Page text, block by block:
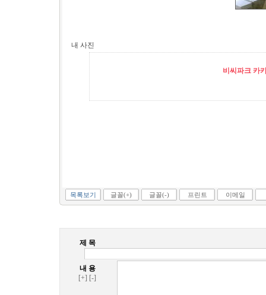
내 사진
비씨파크 카
목록보기 글꼴(+) 글꼴(-) 프린트 이메일
제 목
내 용
[+] [-]